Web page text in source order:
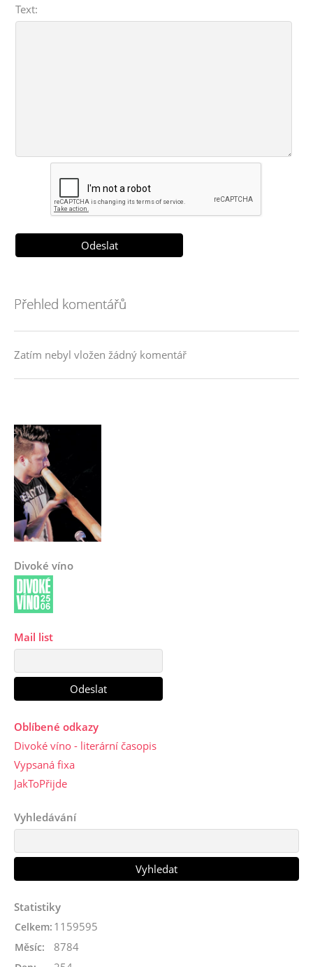
Text:
Přehled komentářů
Zatím nebyl vložen žádný komentář
Divoké víno
Mail list
Oblíbené odkazy
Divoké víno - literární časopis
Vypsaná fixa
JakToPřijde
Vyhledávání
Statistiky
Celkem: 1159595
Měsíc: 8784